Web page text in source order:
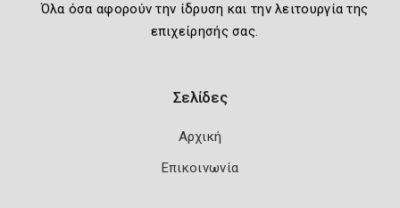
Όλα όσα αφορούν την ίδρυση και την λειτουργία της
επιχείρησής σας.
Σελίδες
Αρχική
Επικοινωνία